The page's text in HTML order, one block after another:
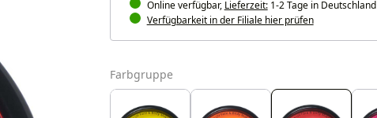
Online verfügbar, Lieferzeit:1-2 Tage in Deutschland
Verfügbarkeit in der Filiale hier prüfen
Farbgruppeauswählen